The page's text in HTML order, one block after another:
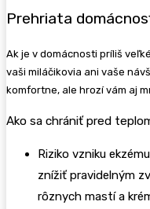
Prehriata
Ak je v domácnosti príliš
vaši miláčikovia ani vaše
komfortne, ale hrozí vám aj
Ako sa chrániť pred
Riziko vzniku
znížiť pravidelným
rôznych mastí a